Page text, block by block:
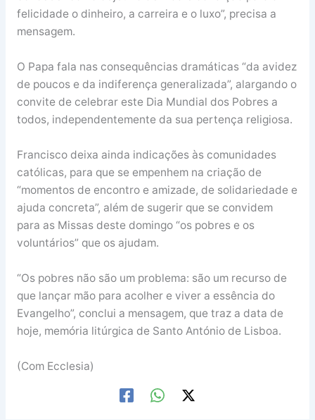
felicidade o dinheiro, a carreira e o luxo”, precisa a
mensagem.
O Papa fala nas consequências dramáticas “da avidez
de poucos e da indiferença generalizada”, alargando o
convite de celebrar este Dia Mundial dos Pobres a
todos, independentemente da sua pertença religiosa.
Francisco deixa ainda indicações às comunidades
católicas, para que se empenhem na criação de
“momentos de encontro e amizade, de solidariedade e
ajuda concreta”, além de sugerir que se convidem
para as Missas deste domingo “os pobres e os
voluntários” que os ajudam.
“Os pobres não são um problema: são um recurso de
que lançar mão para acolher e viver a essência do
Evangelho”, conclui a mensagem, que traz a data de
hoje, memória litúrgica de Santo António de Lisboa.
(Com Ecclesia)